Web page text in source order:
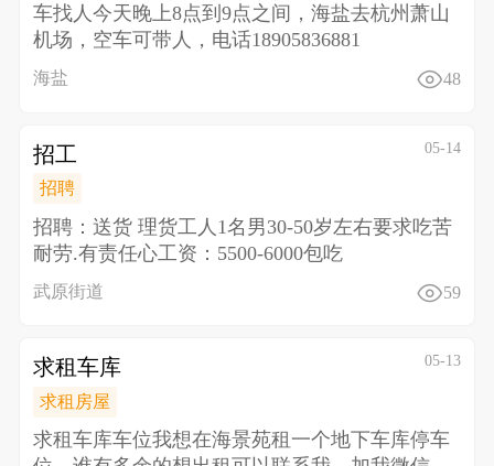
车找人 今天晚上8点到9点之间，海盐去杭州萧山
机场，空车可带人，电话18905836881
海盐 48
招工 05-14
招聘
招聘：送货 理货工人1名男30-50岁左右 要求吃苦
耐劳.有责任心 工资：5500-6000包吃
武原街道 59
求租车库 05-13
求租房屋
求租车库车位 我想在海景苑租一个地下车库停车